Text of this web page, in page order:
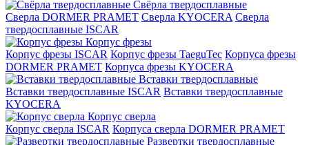
Свёрла твердосплавные
Сверла DORMER PRAMET Сверла KYOCERA Сверла
твердосплавные ISCAR
Корпус фрезы
Корпус фрезы ISCAR Корпус фрезы TaeguTec Корпуса фрезы
DORMER PRAMET Корпуса фрезы KYOCERA
Вставки твердосплавные
Вставки твердосплавные ISCAR Вставки твердосплавные
KYOCERA
Корпус сверла
Корпус сверла ISCAR Корпуса сверла DORMER PRAMET
Развертки твердосплавные